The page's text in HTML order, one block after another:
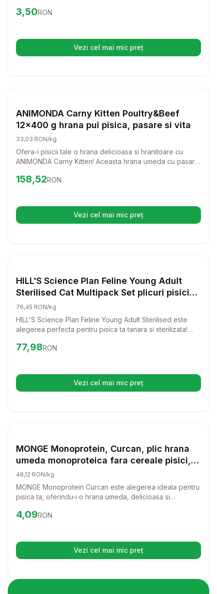
mofturoase si ofera o nutritie echilibrata.
Preț:3.50
3,50RON
Vezi cel mai mic preț(se deschide într-o filă nouă)
Hrana Umeda Pisici
ANIMONDA Carny Kitten Poultry&Beef
12x400 g hrana pui pisica, pasare si vita
33,03 RON/kg
Ofera-i pisicii tale o hrana delicioasa si hranitoare cu
ANIMONDA Carny Kitten! Aceasta hrana umeda cu pasare
a pisicilor tale de toate varstele.
Preț: 158.52
158,52RON
Vezi cel mai mic preț(se deschide într-o filă nouă)
Hrana Umeda Pisici
HILL'S Science Plan Feline Young Adult
Sterilised Cat Multipack Set plicuri pisici
tinere, sterilizate, cu pui, cu pastrav, cu
ton, cu somon 12x85 g
76,45 RON/kg
HILL'S Science Plan Feline Young Adult Sterilised este
alegerea perfecta pentru pisica ta tanara si sterilizata!
hrana umeda delicioasa si nutritiva, care va mentine pisica
Preț:77.98
77,98RON
Vezi cel mai mic preț(se deschide într-o filă nouă)
Hrana Umeda Pisici
MONGE Monoprotein, Curcan, plic hrana
umeda monoproteica fara cereale pisici,
(pate), 85g
48,12 RON/kg
MONGE Monoprotein Curcan este alegerea ideala pentru
pisica ta, oferindu-i o hrana umeda, delicioasa si
ingrediente de calitate, acest pate va transforma fiecare
Preț:4.09
4,09RON
Vezi cel mai mic preț(se deschide într-o filă nouă)